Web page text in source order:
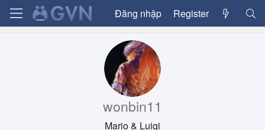
Đăng nhập Register
wonbin11
Mario & Luigi